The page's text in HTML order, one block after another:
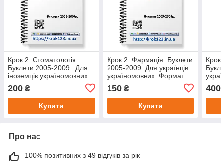
Крок 2. Стоматологія.
Буклети 2005-2009 . Для
іноземців україномовних.
200 ₴
Купити
Крок 2. Фармація. Буклети
2005-2009. Для українців
україномовних. Формат
150₴
Купити
400
Про нас
100% позитивних з 49 відгуків за рік